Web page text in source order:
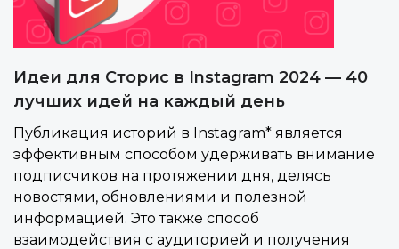
Идеи для Сторис в Instagram 2024 — 40
лучших идей на каждый день
Публикация историй в Instagram* является
эффективным способом удерживать внимание
подписчиков на протяжении дня, делясь
новостями, обновлениями и полезной
информацией. Это также способ
взаимодействия с аудиторией и получения